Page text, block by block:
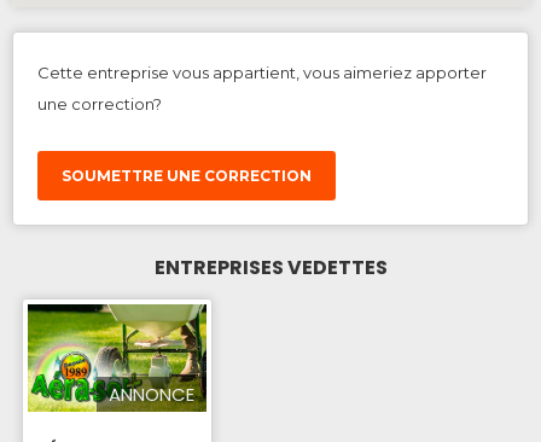
Cette entreprise vous appartient, vous aimeriez apporter
une correction?
SOUMETTRE UNE CORRECTION
ENTREPRISES VEDETTES
ANNONCE